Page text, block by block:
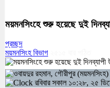
ময়মনসিংহে শুরু হয়েছে দুই
প্রচ্ছদ
ময়মনসিংহ বিভাগ
রবিবার সকাল ১০:২৮, ২৫